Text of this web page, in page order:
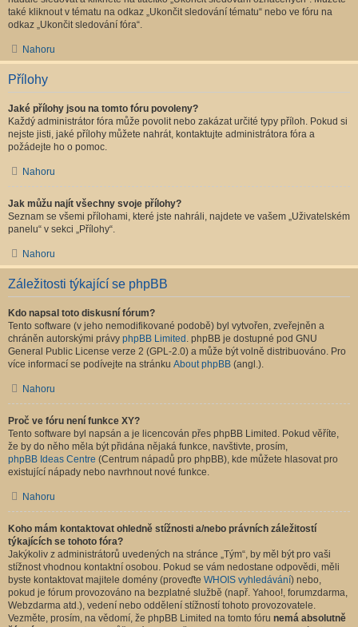
také kliknout v tématu na odkaz „Ukončit sledování tématu“ nebo ve fóru na
odkaz „Ukončit sledování fóra“.
Nahoru
Přílohy
Jaké přílohy jsou na tomto fóru povoleny?
Každý administrátor fóra může povolit nebo zakázat určité typy příloh. Pokud si
nejste jisti, jaké přílohy můžete nahrát, kontaktujte administrátora fóra a
požádejte ho o pomoc.
Nahoru
Jak můžu najít všechny svoje přílohy?
Seznam se všemi přílohami, které jste nahráli, najdete ve vašem „Uživatelském
panelu“ v sekci „Přílohy“.
Nahoru
Záležitosti týkající se phpBB
Kdo napsal toto diskusní fórum?
Tento software (v jeho nemodifikované podobě) byl vytvořen, zveřejněn a
chráněn autorskými právy phpBB Limited . phpBB je dostupné pod GNU
General Public License verze 2 (GPL-2.0) a může být volně distribuováno. Pro
více informací se podívejte na stránku About phpBB (angl.).
Nahoru
Proč ve fóru není funkce XY?
Tento software byl napsán a je licencován přes phpBB Limited. Pokud věříte,
že by do něho měla být přidána nějaká funkce, navštivte, prosím,
phpBB Ideas Centre (Centrum nápadů pro phpBB), kde můžete hlasovat pro
existující nápady nebo navrhnout nové funkce.
Nahoru
Koho mám kontaktovat ohledně stížnosti a/nebo právních záležitostí
týkajících se tohoto fóra?
Jakýkoliv z administrátorů uvedených na stránce „Tým“, by měl být pro vaši
stížnost vhodnou kontaktní osobou. Pokud se vám nedostane odpovědi, měli
byste kontaktovat majitele domény (proveďte WHOIS vyhledávání) nebo,
pokud je fórum provozováno na bezplatné službě (např. Yahoo!, forumzdarma,
Webzdarma atd.), vedení nebo oddělení stížností tohoto provozovatele.
Vezměte, prosím, na vědomí, že phpBB Limited na tomto fóru nemá absolutně